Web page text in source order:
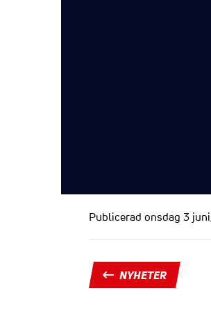
Publicerad onsdag 3
NYHETER